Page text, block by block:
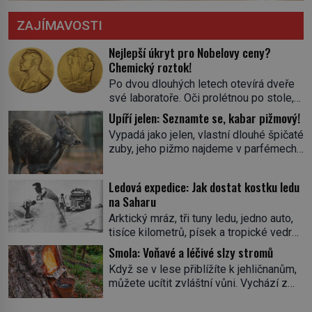
ZAJÍMAVOSTI
Nejlepší úkryt pro Nobelovy ceny?
Chemický roztok!
Po dvou dlouhých letech otevírá dveře
své laboratoře. Oči prolétnou po stole,
aby pak ulpěly na regálu, kde se nachází
všemožné látky. Hledá žluto-oranžovou
tekutinu, jakmile ji zahlédne, nesmírně
se mu uleví. Teď může svůj plán
skrývá směs s názvem lučavka
královská. Svůj přídomek nemá pro nic
za nic, […]
Upíří jelen: Seznamte se, kabar pižmový!
Vypadá jako jelen, vlastní dlouhé špičaté
zuby, jeho pižmo najdeme v parfémech
jediného zástupce zvířecí říše – kabara
pižmového. V Evropě ho jako první
popíše švédský botanik Carl Linné
(1707–1778), jenže v Asii o něm ví už
celá staletí. Zvíře připomíná jelena,
v kohoutku dosahuje […]
Ledová expedice: Jak dostat kostku ledu
na Saharu
Arktický mráz, tři tuny ledu, jedno auto,
tisíce kilometrů, písek a tropické vedro.
To je ve zkratce zdánlivě nesplnitelná
výzva, která se promění v úžasné
dobrodružství a důkaz, že nic není
nemožné. Vše začíná na podzim 1958
Smola: Voňavé a léčivé slzy stromů
Když se v lese přiblížíte k jehličnanům,
můžete ucítit zvláštní vůni. Vychází z